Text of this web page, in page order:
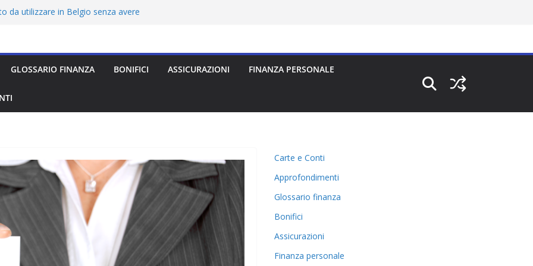
da utilizzare in Belgio senza avere
GLOSSARIO FINANZA BONIFICI ASSICURAZIONI FINANZA PERSONALE
Carte e Conti
Approfondimenti
Glossario finanza
Bonifici
Assicurazioni
Finanza personale